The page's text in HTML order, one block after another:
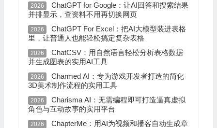
2026
ChatGPT for Google：让AI回答和搜索结果
并排显示，查资料不用再切换网页
2026
ChatGPT For Excel：把AI大模型装进表格
里，让普通人也能轻松搞定复杂表格
2026
ChatCSV：用自然语言轻松分析表格数据
并生成图表的实用AI工具
2026
Charmed AI：专为游戏开发者打造的简化
3D美术制作流程的实用工具
2026
Charisma AI：无需编程即可打造逼真虚拟
角色与互动故事的实用平台
2026
ChapterMe：用AI为视频和播客自动生成章